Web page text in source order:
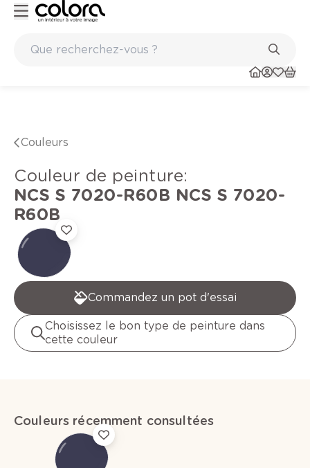
Couleurs
Couleur de peinture:
NCS S 7020-R60B NCS S 7020-
R60B
Commandez un pot d'essai
Choisissez le bon type de peinture dans
cette couleur
Couleurs récemment consultées